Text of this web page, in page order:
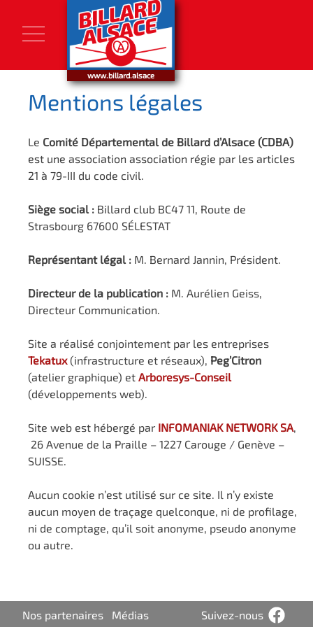
content
www.billard.alsace
Mentions légales
Le Comité Départemental de Billard d’Alsace (CDBA)
est une association association régie par les articles
21 à 79-III du code civil.
Siège social : Billard club BC47 11, Route de
Strasbourg 67600 SÉLESTAT
Représentant légal : M. Bernard Jannin, Président.
Directeur de la publication : M. Aurélien Geiss,
Directeur Communication.
Site a réalisé conjointement par les entreprises
Tekatux(infrastructure et réseaux), Peg’Citron
(atelier graphique) et Arboresys-Conseil
(développements web).
Site web est hébergé par INFOMANIAK NETWORK SA,
26 Avenue de la Praille – 1227 Carouge / Genève –
SUISSE.
Aucun cookie n’est utilisé sur ce site. Il n’y existe
aucun moyen de traçage quelconque, ni de profilage,
ni de comptage, qu’il soit anonyme, pseudo anonyme
ou autre.
Nos partenaires
Médias
Suivez-nous